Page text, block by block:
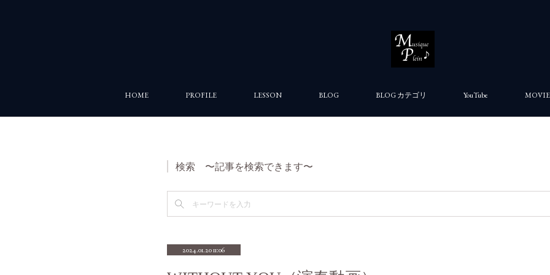
HOME PROFILE LESSON BLOG BLOG カテゴリ YouTube
検索 〜記事を検索できます〜
2024.01.20 11:06